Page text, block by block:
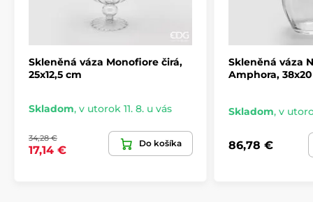
Skleněná váza Monofiore čirá,
25x12,5 cm
Skladom, v utorok 11. 8. u vás
34,28 €
17,14 €
Do košíka
Skleněná váza
Amphora,
Skladom, v
86,78 €